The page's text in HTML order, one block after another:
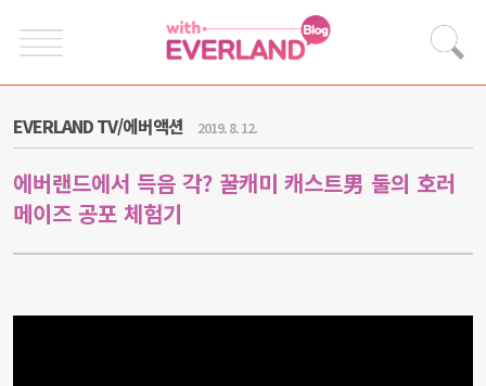
EVERLAND TV/에버액션 2019. 8. 12.
에버랜드에서 득음 각? 꿀캐미 캐스트男 둘의 호러
메이즈 공포 체험기